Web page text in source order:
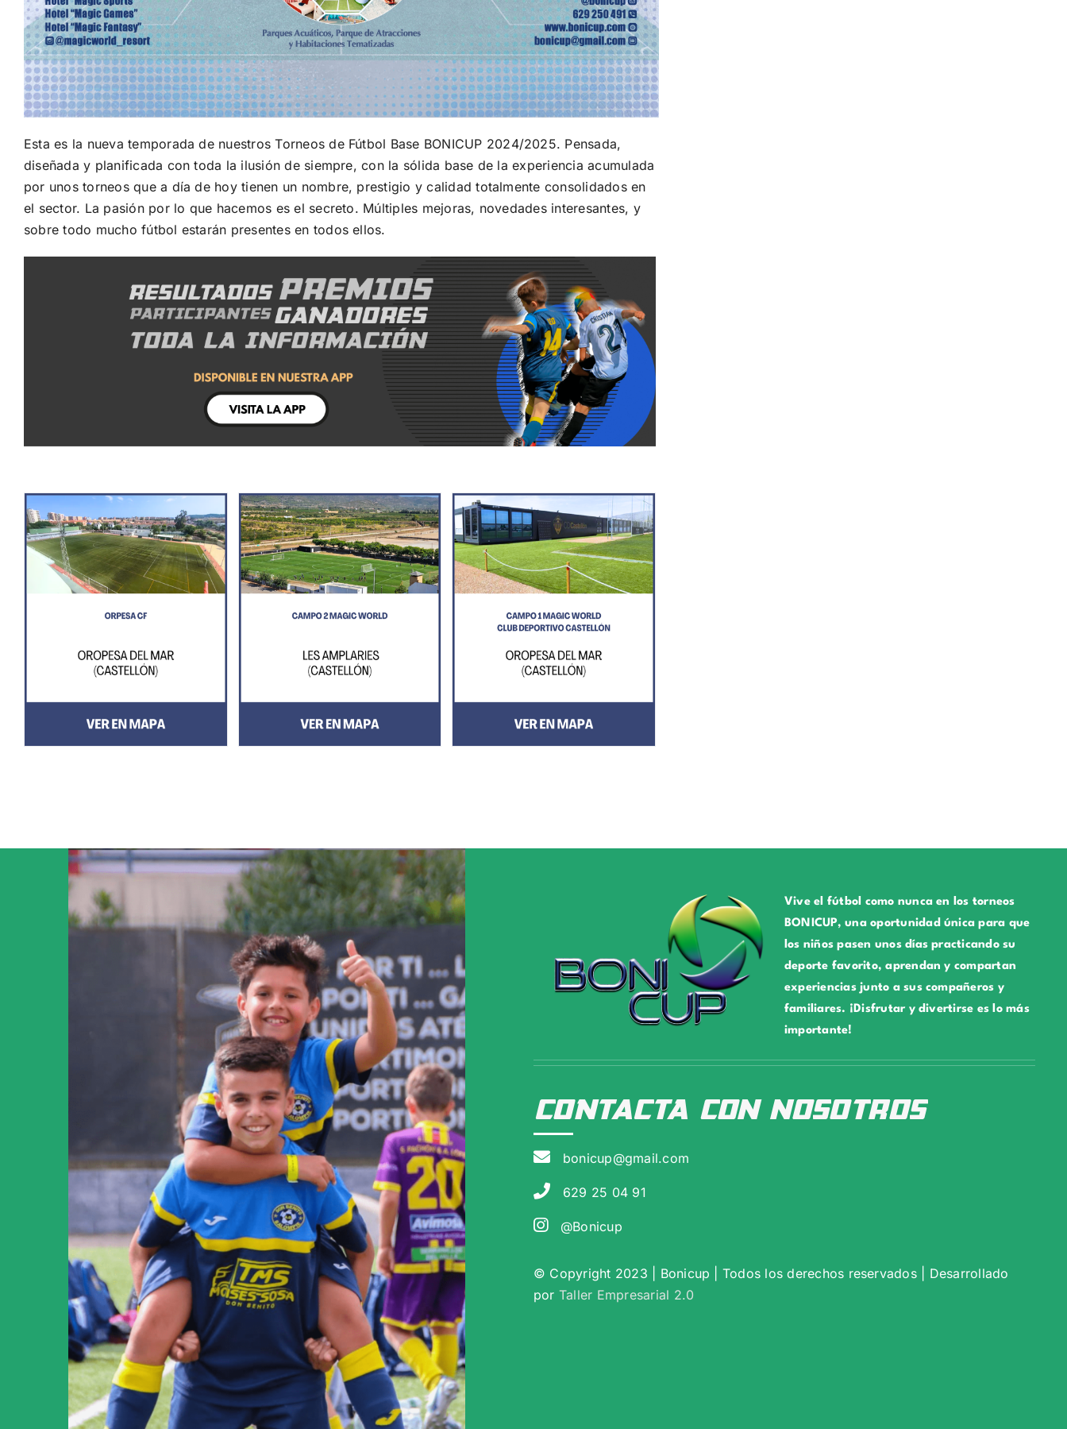
Esta es la nueva temporada de nuestros Torneos de Fútbol Base BONICUP 2024/2025. Pensada,
diseñada y planificada con toda la ilusión de siempre, con la sólida base de la experiencia acumulada
por unos torneos que a día de hoy tienen un nombre, prestigio y calidad totalmente consolidados en
el sector. La pasión por lo que hacemos es el secreto. Múltiples mejoras, novedades interesantes, y
sobre todo mucho fútbol estarán presentes en todos ellos.
Vive el fútbol como nunca en los torneos
BONICUP, una oportunidad única para que
los niños pasen unos días practicando su
deporte favorito, aprendan y compartan
experiencias junto a sus compañeros y
familiares. ¡Disfrutar y divertirse es lo más
importante!
CONTaCTA con nosotros
bonicup@gmail.com
629 25 04 91
@Bonicup
© Copyright 2023 | Bonicup | Todos los derechos reservados | Desarrollado
por Taller Empresarial 2.0